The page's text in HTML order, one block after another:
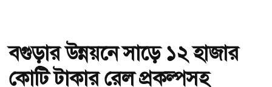
বগুড়ার উন্নয়নে সাড়ে ১২ হাজার
কোটি টাকার রেল প্রকল্পসহ